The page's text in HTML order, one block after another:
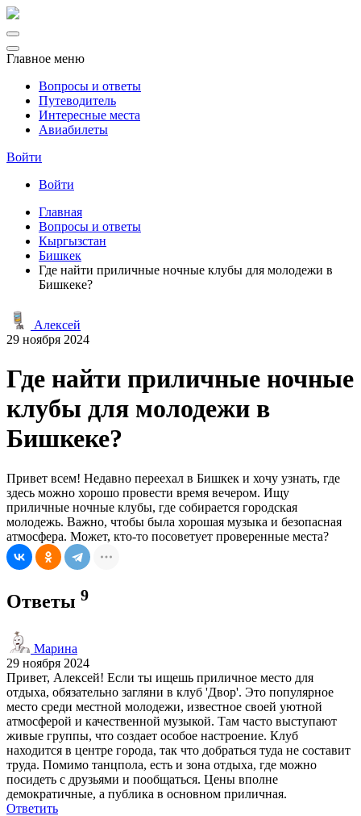
Главное меню
Вопросы и ответы
Путеводитель
Интересные места
Авиабилеты
Войти
Войти
Главная
Вопросы и ответы
Кыргызстан
Бишкек
Где найти приличные ночные клубы для молодежи в
Бишкеке?
Алексей
29 ноября 2024
Где найти приличные ночные
клубы для молодежи в
Бишкеке?
Привет всем! Недавно переехал в Бишкек и хочу узнать, где
здесь можно хорошо провести время вечером. Ищу
приличные ночные клубы, где собирается городская
молодежь. Важно, чтобы была хорошая музыка и безопасная
атмосфера. Может, кто-то посоветует проверенные места?
Ответы 9
Марина
29 ноября 2024
Привет, Алексей! Если ты ищешь приличное место для
отдыха, обязательно загляни в клуб 'Двор'. Это популярное
место среди местной молодежи, известное своей уютной
атмосферой и качественной музыкой. Там часто выступают
живые группы, что создает особое настроение. Клуб
находится в центре города, так что добраться туда не составит
труда. Помимо танцпола, есть и зона отдыха, где можно
посидеть с друзьями и пообщаться. Цены вполне
демократичные, а публика в основном приличная.
Ответить